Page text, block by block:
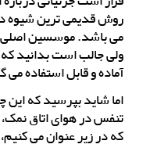
روش قدیمی ترین شیوه
می باشد. موسسین اصلی
ولی جالب است بدانید
آماده و قابل استفاده می
اما شاید بپرسید که این
تنفس در هوای اتاق
که در زیر عنوان می